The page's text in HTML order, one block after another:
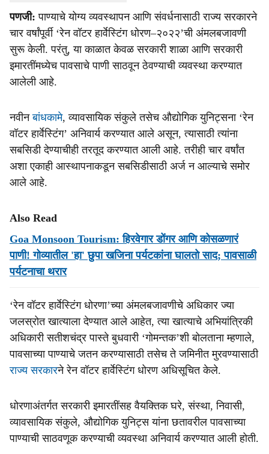
a
r
e
पणजी: पाण्‍याचे योग्‍य व्‍यवस्‍थापन आणि संवर्धनासाठी राज्‍य सरकारने
चार वर्षांपूर्वी ‘रेन वॉटर हार्वेस्‍टिंग धोरण–२०२२’ची अंमलबजावणी
सुरू केली. परंतु, या काळात केवळ सरकारी शाळा आणि सरकारी
इमारतींमध्‍येच पावसाचे पाणी साठवून ठेवण्‍याची व्‍यवस्‍था करण्‍यात
आलेली आहे.
नवीनबांधकामे, व्‍यावसायिक संकुले तसेच औद्योगिक युनिट्सना ‘रेन
वॉटर हार्वेस्‍टिंग’ अनिवार्य करण्‍यात आले असून, त्‍यासाठी त्‍यांना
सबसिडी देण्‍याचीही तरतूद करण्‍यात आली आहे. तरीही चार वर्षांत
अशा एकाही आस्‍थापनाकडून सबसिडीसाठी अर्ज न आल्‍याचे समोर
आले आहे.
Also Read
Goa Monsoon Tourism: हिरवेगार डोंगर आणि कोसळणारं
पाणी! गोव्यातील 'हा' छुपा खजिना पर्यटकांना घालतो साद; पावसाळी
पर्यटनाचा थरार
‘रेन वॉटर हार्वेस्‍टिंग धोरणा’च्‍या अंमलबजावणीचे अधिकार ज्‍या
जलस्रोत खात्‍याला देण्‍यात आले आहेत, त्‍या खात्‍याचे अभियांत्रिकी
अधिकारी सतीशचंद्र पास्‍ते बुधवारी ‘गोमन्‍तक’शी बोलताना म्‍हणाले,
पावसाच्या पाण्‍याचे जतन करण्‍यासाठी तसेच ते जमिनीत मुरवण्‍यासाठी
राज्‍य सरकारने रेन वॉटर हार्वेस्‍टिंग धोरण अधिसूचित केले.
धोरणाअंतर्गत सरकारी इमारतींसह वैयक्तिक घरे, संस्‍था, निवासी,
व्‍यावसायिक संकुले, औद्योगिक युनिट्स यांना छतावरील पावसाच्‍या
पाण्‍याची साठवणूक करण्‍याची व्‍यवस्‍था अनिवार्य करण्‍यात आली होती.